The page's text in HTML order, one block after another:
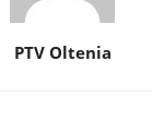
PTV Oltenia